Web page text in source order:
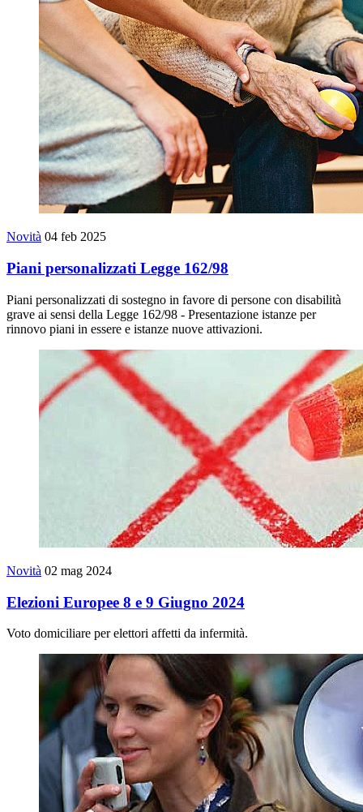
Novità 04 feb 2025
Piani personalizzati Legge 162/98
Piani personalizzati di sostegno in favore di persone con disabilità
grave ai sensi della Legge 162/98 - Presentazione istanze per
rinnovo piani in essere e istanze nuove attivazioni.
Novità 02 mag 2024
Elezioni Europee 8 e 9 Giugno 2024
Voto domiciliare per elettori affetti da infermità.